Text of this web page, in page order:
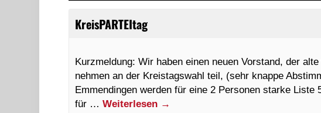
KreisPARTEItag
Kurzmeldung: Wir haben einen neuen Vorstand, der
nehmen an der Kreistagswahl teil, (sehr knappe
Emmendingen werden für eine 2 Personen starke
für …Weiterlesen →